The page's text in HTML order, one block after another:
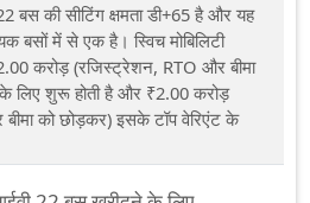
बस की सीटिंग क्षमता डी+65 है और यह
बसों में से एक है। स्विच मोबिलिटी
करोड़ (रजिस्ट्रेशन, RTO और बीमा
लिए शुरू होती है और ₹2.00 करोड़
को छोड़कर) इसके टॉप वेरिएंट के